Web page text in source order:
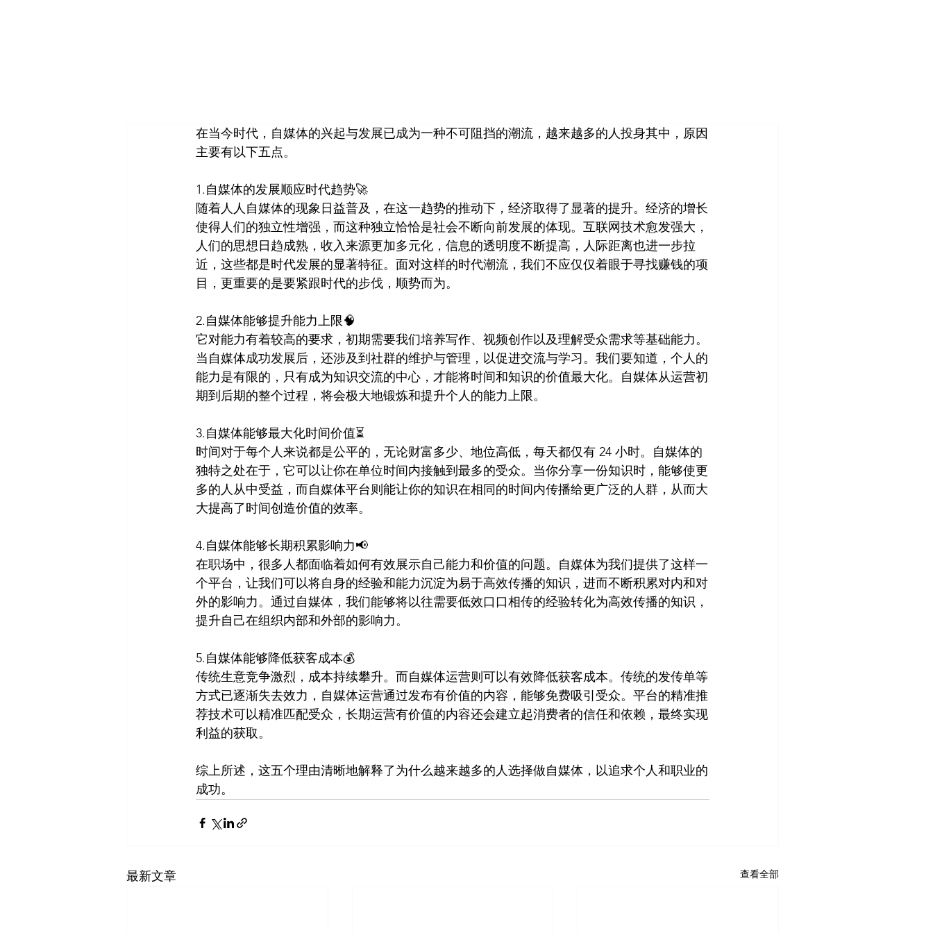
在当今时代，自媒体的兴起与发展已成为一种不可阻挡的潮流，越来越多的人投身其中，原因
主要有以下五点。
1.自媒体的发展顺应时代趋势🚀
随着人人自媒体的现象日益普及，在这一趋势的推动下，经济取得了显著的提升。经济的增长
使得人们的独立性增强，而这种独立恰恰是社会不断向前发展的体现。互联网技术愈发强大，
人们的思想日趋成熟，收入来源更加多元化，信息的透明度不断提高，人际距离也进一步拉
近，这些都是时代发展的显著特征。面对这样的时代潮流，我们不应仅仅着眼于寻找赚钱的项
目，更重要的是要紧跟时代的步伐，顺势而为。
2.自媒体能够提升能力上限🧠
它对能力有着较高的要求，初期需要我们培养写作、视频创作以及理解受众需求等基础能力。
当自媒体成功发展后，还涉及到社群的维护与管理，以促进交流与学习。我们要知道，个人的
能力是有限的，只有成为知识交流的中心，才能将时间和知识的价值最大化。自媒体从运营初
期到后期的整个过程，将会极大地锻炼和提升个人的能力上限。
3.自媒体能够最大化时间价值⏳
时间对于每个人来说都是公平的，无论财富多少、地位高低，每天都仅有 24 小时。自媒体的
独特之处在于，它可以让你在单位时间内接触到最多的受众。当你分享一份知识时，能够使更
多的人从中受益，而自媒体平台则能让你的知识在相同的时间内传播给更广泛的人群，从而大
大提高了时间创造价值的效率。
4.自媒体能够长期积累影响力📢
在职场中，很多人都面临着如何有效展示自己能力和价值的问题。自媒体为我们提供了这样一
个平台，让我们可以将自身的经验和能力沉淀为易于高效传播的知识，进而不断积累对内和对
外的影响力。通过自媒体，我们能够将以往需要低效口口相传的经验转化为高效传播的知识，
提升自己在组织内部和外部的影响力。
5.自媒体能够降低获客成本💰
传统生意竞争激烈，成本持续攀升。而自媒体运营则可以有效降低获客成本。传统的发传单等
方式已逐渐失去效力，自媒体运营通过发布有价值的内容，能够免费吸引受众。平台的精准推
荐技术可以精准匹配受众，长期运营有价值的内容还会建立起消费者的信任和依赖，最终实现
利益的获取。
综上所述，这五个理由清晰地解释了为什么越来越多的人选择做自媒体，以追求个人和职业的
成功。
最新文章 查看全部